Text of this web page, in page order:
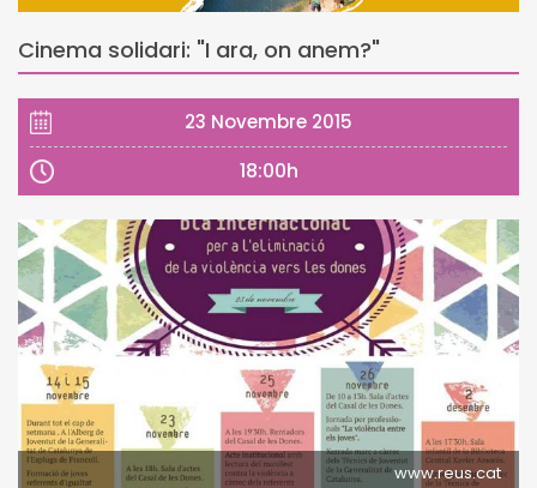
Cinema solidari: "I ara, on anem?"
23 Novembre 2015
18:00h
www.reus.cat